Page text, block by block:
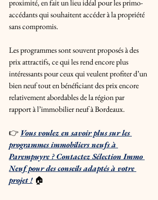
proximité, en fait un lieu idéal pour les primo-
accédants qui souhaitent accéder à la propriété
sans compromis.
Les programmes sont souvent proposés à des
prix attractifs, ce qui les rend encore plus
intéressants pour ceux qui veulent profiter d’un
bien neuf tout en bénéficiant des prix encore
relativement abordables de la région par
rapport à l’immobilier neuf à Bordeaux.
👉 Vous voulez en savoir plus sur les
programmes immobiliers neufs à
Parempuyre ? Contactez Sélection Immo
Neuf pour des conseils adaptés à votre
projet ! 🏠